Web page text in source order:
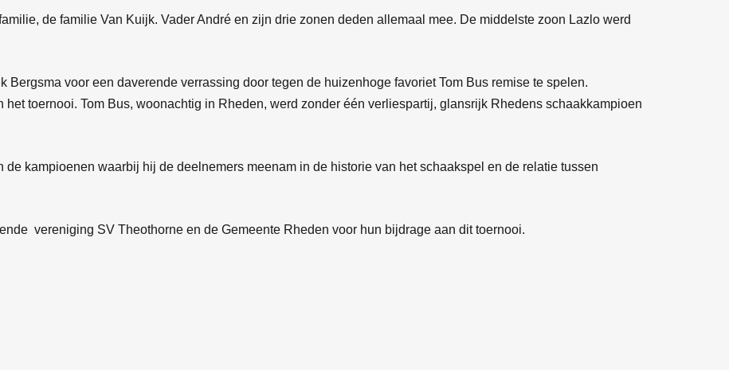
de familie Van Kuijk. Vader André en zijn drie zonen deden allemaal mee. De middelste zoon Lazlo werd
Bergsma voor een daverende verrassing door tegen de huizenhoge favoriet Tom Bus remise te spelen.
toernooi. Tom Bus, woonachtig in Rheden, werd zonder één verliespartij, glansrijk Rhedens schaakkampioen
kampioenen waarbij hij de deelnemers meenam in de historie van het schaakspel en de relatie tussen
vereniging SV Theothorne en de Gemeente Rheden voor hun bijdrage aan dit toernooi.